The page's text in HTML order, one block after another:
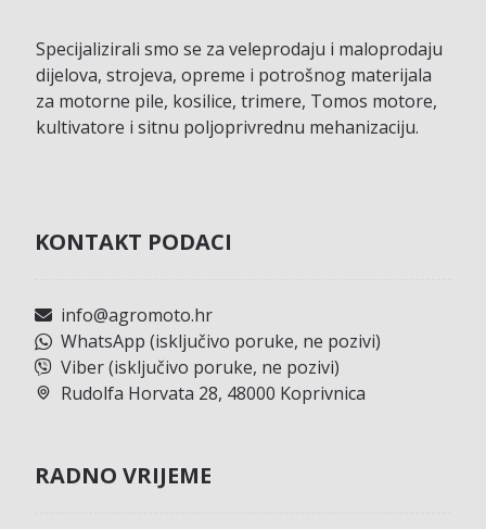
Specijalizirali smo se za veleprodaju i maloprodaju
dijelova, strojeva, opreme i potrošnog materijala
za motorne pile, kosilice, trimere, Tomos motore,
kultivatore i sitnu poljoprivrednu mehanizaciju.
KONTAKT PODACI
info@agromoto.hr
WhatsApp (isključivo poruke, ne pozivi)
Viber (isključivo poruke, ne pozivi)
Rudolfa Horvata 28, 48000 Koprivnica
RADNO VRIJEME